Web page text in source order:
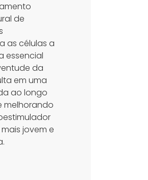
de
as células a
essencial
da
em uma
ao longo
melhorando
jovem e